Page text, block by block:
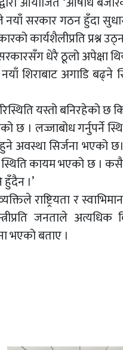
नयाँ सरकार गठन हुँदा
कार्यशैलीप्रति प्रश्न
धेरै ठूलो अपेक्षा
शिराबाट अगाडि बढ्ने
यस्तो बनिरहेको छ कि
छ । लज्जाबोध गर्नुपर्ने
अवस्था सिर्जना भएको
स्थिति कायम भएको छ ।
हुँदैन ।’
राष्ट्रियता र
जनताले
भएको बताए ।